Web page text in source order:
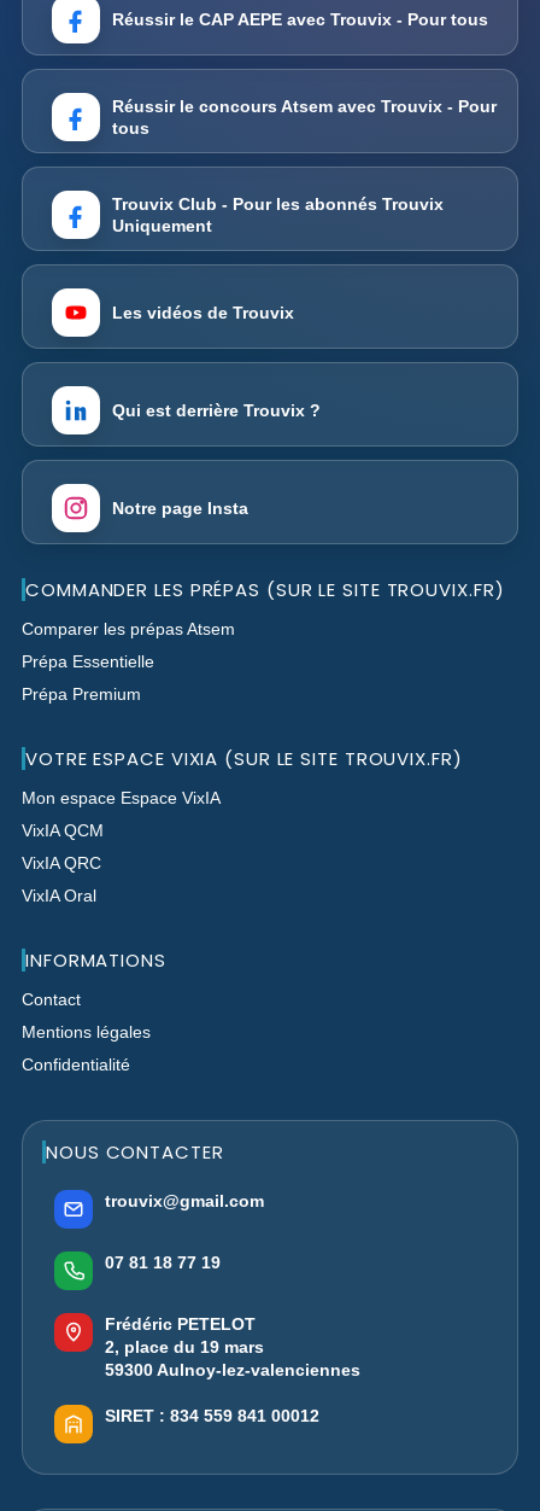
Réussir le CAP AEPE avec Trouvix - Pour tous
Réussir le concours Atsem avec Trouvix - Pour
tous
Trouvix Club - Pour les abonnés Trouvix
Uniquement
Les vidéos de Trouvix
Qui est derrière Trouvix ?
Notre page Insta
COMMANDER LES PRÉPAS (SUR LE SITE TROUVIX.FR)
Comparer les prépas Atsem
Prépa Essentielle
Prépa Premium
VOTRE ESPACE VIXIA (SUR LE SITE TROUVIX.FR)
Mon espace Espace VixIA
VixIA QCM
VixIA QRC
VixIA Oral
INFORMATIONS
Contact
Mentions légales
Confidentialité
NOUS CONTACTER
trouvix@gmail.com
07 81 18 77 19
Frédéric PETELOT
2, place du 19 mars
59300 Aulnoy-lez-valenciennes
SIRET : 834 559 841 00012